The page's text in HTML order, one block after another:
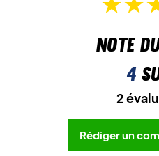
Note
4
2
Rédiger un